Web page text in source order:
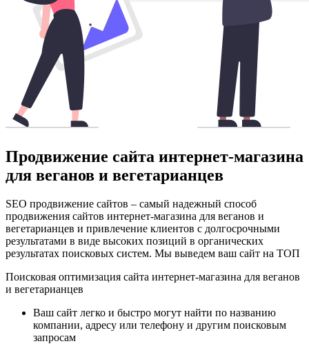
Продвижение сайта интернет-магазина
для веганов и вегетарианцев
SEO продвижение сайтов – самый надежный способ
продвижения сайтов интернет-магазина для веганов и
вегетарианцев и привлечение клиентов с долгосрочными
результатами в виде высоких позиций в органических
результатах поисковых систем. Мы выведем ваш сайт на ТОП
Поисковая оптимизация сайта интернет-магазина для веганов
и вегетарианцев
Ваш сайт легко и быстро могут найти по названию
компании, адресу или телефону и другим поисковым
запросам